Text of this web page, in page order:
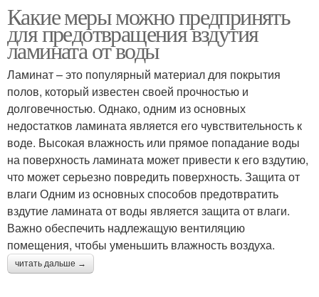
Какие меры можно предпринять
для предотвращения вздутия
ламината от воды
Ламинат – это популярный материал для покрытия
полов, который известен своей прочностью и
долговечностью. Однако, одним из основных
недостатков ламината является его чувствительность к
воде. Высокая влажность или прямое попадание воды
на поверхность ламината может привести к его вздутию,
что может серьезно повредить поверхность. Защита от
влаги Одним из основных способов предотвратить
вздутие ламината от воды является защита от влаги.
Важно обеспечить надлежащую вентиляцию
помещения, чтобы уменьшить влажность воздуха.
читать дальше →